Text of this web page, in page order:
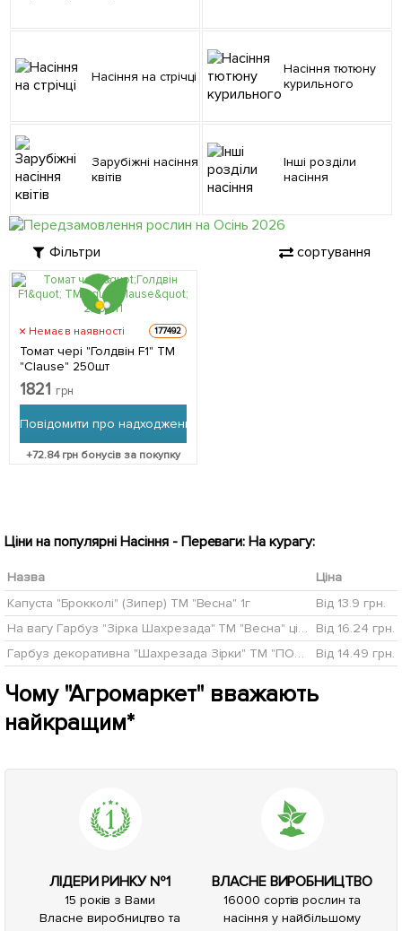
Насіння на стрічці
Насіння тютюну
курильного
Зарубіжні насіння
квітів
Інші розділи
насіння
Фільтри сортування
Немає в наявності 177492
Томат чері "Голдвін F1" ТМ
"Clause" 250шт
1821 грн
Повідомити про надходження
+72.84грн бонусів за покупку
Ціни на популярні Насіння - Переваги: На курагу:
Назва
Ціна
Капуста "Брокколі" (Зипер) ТМ "Весна" 1г
Від 13.9 грн.
На вагу Гарбуз "Зірка Шахрезада" ТМ "Весна" ціна за 3г
Від 16.24 грн.
Гарбуз декоративна "Шахрезада Зірки" ТМ "ПОШУК" 5шт
Від 14.49 грн.
Чому "Агромаркет" вважають
найкращим*
ЛІДЕРИ РИНКУ №1
15 років з Вами
Власне виробництво та
ВЛАСНЕ ВИРОБНИЦТВО
16000 сортів рослин та
насіння у найбільшому